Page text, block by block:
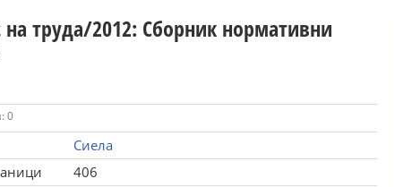
на труда/2012: Сборник нормативни
0
Сиела
406